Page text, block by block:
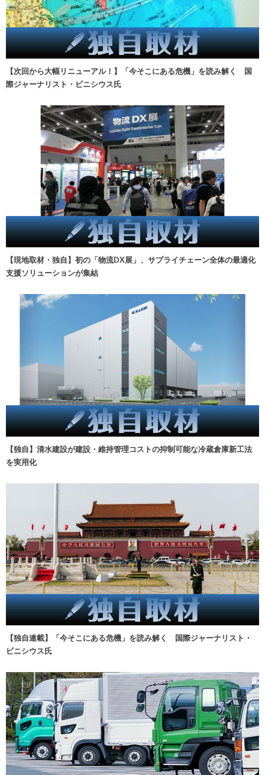
【次回から大幅リニューアル！】「今そこにある危機」を読み解く 国
際ジャーナリスト・ビニシウス氏
【現地取材・独自】初の「物流DX展」、サプライチェーン全体の最適化
支援ソリューションが集結
【独自】清水建設が建設・維持管理コストの抑制可能な冷蔵倉庫新工法
を実用化
【独自連載】「今そこにある危機」を読み解く 国際ジャーナリスト・
ビニシウス氏